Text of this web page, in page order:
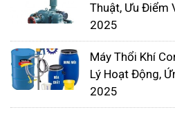
khí rất dễ lắp đặt vận hành.
dưỡng mà không cần bất kỳ
Chúng có thể thực hiện các
BOD/COD, trộn, đồng nhất
Các thiết bị sục khí rất phù
nước thải. Bể xử lý hình chử
Thuật, Ưu Điểm
2025
Máy Thổi Khí
Lý Hoạt Động,
2025